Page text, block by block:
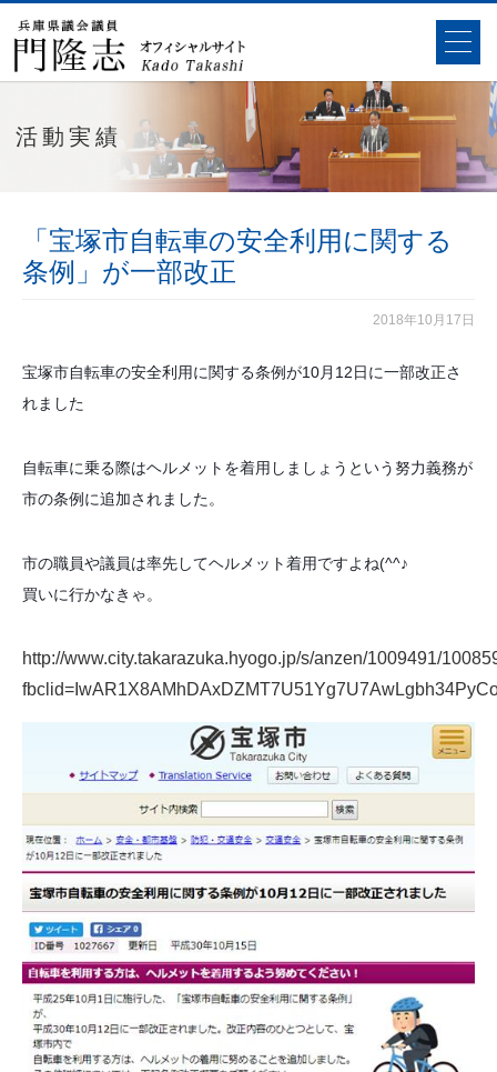
活動実績
「宝塚市自転車の安全利用に関する
条例」が一部改正
2018年10月17日
宝塚市自転車の安全利用に関する条例が10月12日に一部改正さ
れました
自転車に乗る際はヘルメットを着用しましょうという努力義務が
市の条例に追加されました。
市の職員や議員は率先してヘルメット着用ですよね(^^♪
買いに行かなきゃ。
http://www.city.takarazuka.hyogo.jp/s/anzen/1009491/